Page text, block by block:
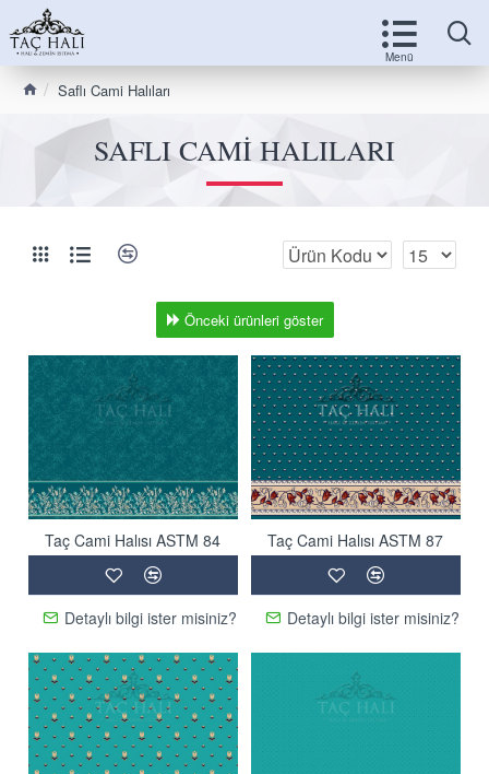
Saflı Cami Halıları
SAFLI CAMI HALILARI
Önceki ürünleri göster
Taç Cami Halısı ASTM 84
Detaylı bilgi ister misiniz?
Taç Cami Halısı ASTM 87
Detaylı bilgi ister misiniz?